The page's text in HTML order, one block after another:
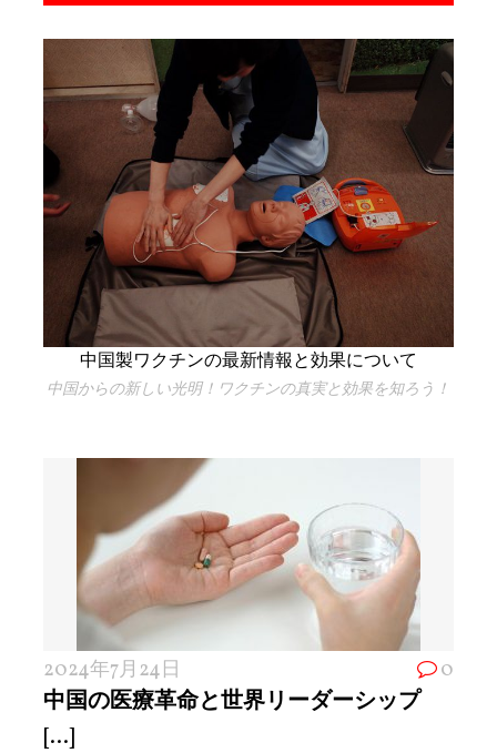
中国製ワクチンの最新情報と効果について
中国からの新しい光明！ワクチンの真実と効果を知ろう！
2024年7月24日 0
中国の医療革命と世界リーダーシップ
[...]